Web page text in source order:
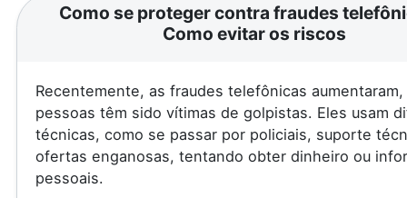
Como se proteger contra fraudes
Como evitar os riscos
Recentemente, as fraudes telefônicas
pessoas têm sido vítimas de golpistas. Eles usam
técnicas, como se passar por policiais, suporte
ofertas enganosas, tentando obter dinheiro ou
pessoais.